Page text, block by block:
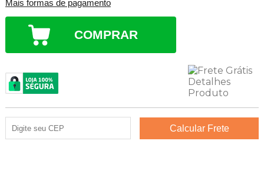
Mais formas de pagamento
COMPRAR